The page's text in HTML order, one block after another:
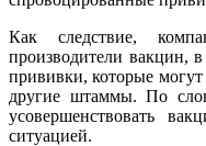
Как следствие,
производители вакцин,
прививки, которые
другие штаммы. По
усовершенствовать
ситуацией.